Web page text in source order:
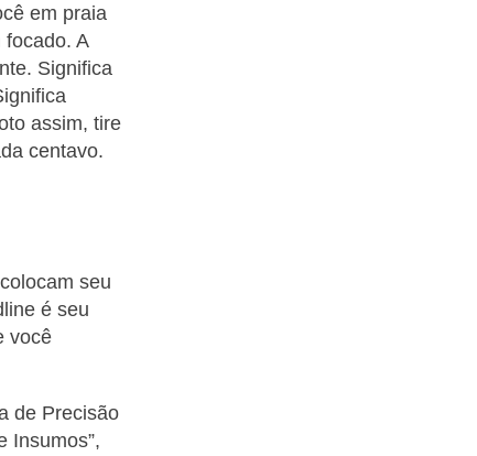
em praia
A
Significa
assim, tire
centavo.
seu
é seu
você
de Precisão
Insumos”,